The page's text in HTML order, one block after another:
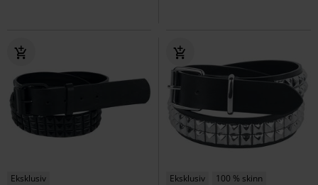
Eksklusiv
Eksklusiv
100 % skinn